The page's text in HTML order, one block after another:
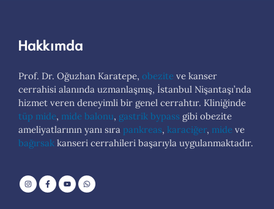
Hakkımda
Prof. Dr. Oğuzhan Karatepe, obezite ve kanser
cerrahisi alanında uzmanlaşmış, İstanbul Nişantaşı’nda
hizmet veren deneyimli bir genel cerrahtır. Kliniğinde
tüp mide, mide balonu, gastrik bypass gibi obezite
ameliyatlarının yanı sıra pankreas, karaciğer, mide ve
bağırsak kanseri cerrahileri başarıyla uygulanmaktadır.